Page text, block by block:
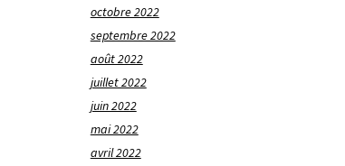
octobre 2022
septembre 2022
août 2022
juillet 2022
juin 2022
mai 2022
avril 2022